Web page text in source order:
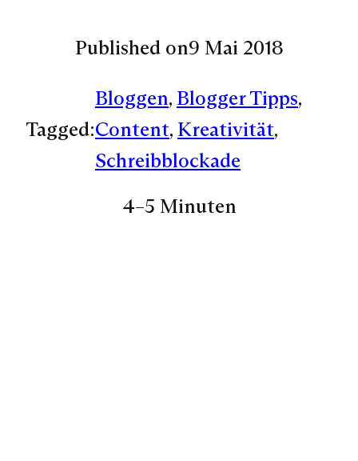
Published on9 Mai 2018
Tagged:
Bloggen, Blogger Tipps
Content, Kreativität
Schreibblockade
4–5 Minuten